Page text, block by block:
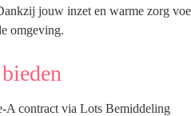
jouw inzet en warme zorg
omgeving.
A contract via Lots Bemiddeling